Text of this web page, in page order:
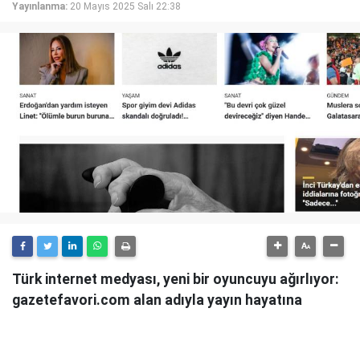
Yayınlanma: 20 Mayıs 2025 Salı 22:38
Türk internet medyası, yeni bir oyuncuyu ağırlıyor:
gazetefavori.com alan adıyla yayın hayatına